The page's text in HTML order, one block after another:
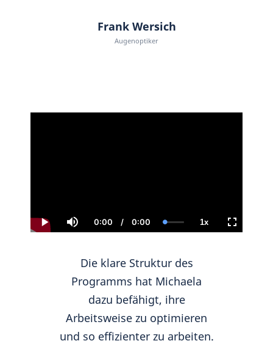
Frank Wersich
Augenoptiker
Play Mute
Current
Time
0:00 / Duration
0:00 Loaded
0.00%
1xPlayback
Rate
Fullscreen
Die klare Struktur des
Programms hat Michaela
dazu befähigt, ihre
Arbeitsweise zu optimieren
und so effizienter zu arbeiten.